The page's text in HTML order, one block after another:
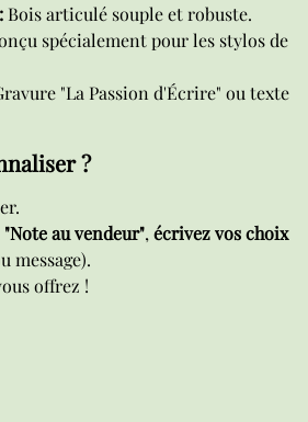
Bois articulé souple et robuste.
spécialement pour les stylos de
"La Passion d'Écrire" ou texte
?
"Note au vendeur", écrivez vos choix
message).
offrez !